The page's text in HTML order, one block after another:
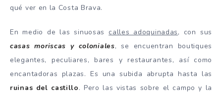
qué ver en la Costa Brava.
En medio de las sinuosas calles adoquinadas, con sus
casas moriscas y coloniales, se encuentran boutiques
elegantes, peculiares, bares y restaurantes, así como
encantadoras plazas. Es una subida abrupta hasta las
ruinas del castillo. Pero las vistas sobre el campo y la